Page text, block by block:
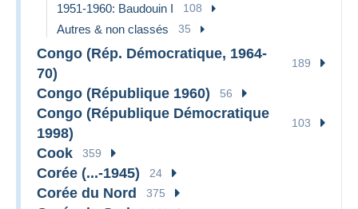
1951-1960: Baudouin I 108
Autres & non classés 35
Congo (Rép. Démocratique, 1964-
70)
189
Congo (République 1960) 56
Congo (République Démocratique
1998)
103
Cook 359
Corée (...-1945) 24
Corée du Nord 375